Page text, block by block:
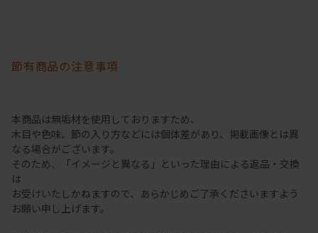
節有商品の注意事項
本商品は無垢材を使用しておりますため、
木目や色味、節の入り方などには個体差があり、掲載画像とは異
なる場合がございます。
そのため、「イメージと異なる」といった理由による返品・交換
は
お受けいたしかねますので、あらかじめご了承くださいますよう
お願い申し上げます。